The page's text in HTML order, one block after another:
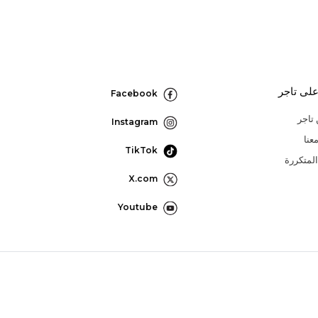
تاجر Facebook
Instagram
TikTok
X.com
Youtube